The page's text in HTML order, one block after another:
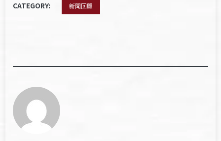
CATEGORY: 新聞回顧